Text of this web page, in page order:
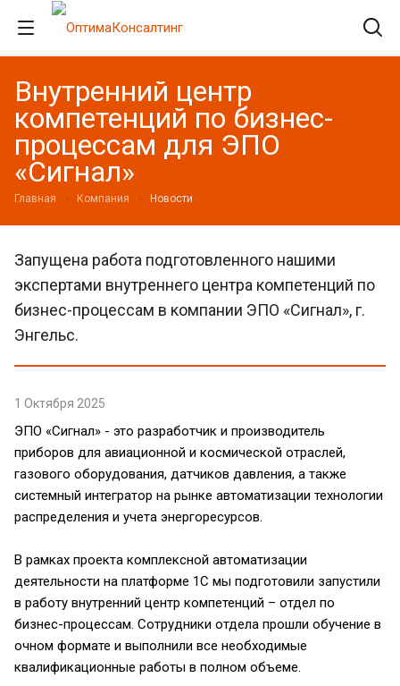
Внутренний центр
компетенций по бизнес-
процессам для ЭПО
«Сигнал»
Главная Компания Новости
Запущена работа подготовленного нашими
экспертами внутреннего центра компетенций по
бизнес-процессам в компании ЭПО «Сигнал», г.
Энгельс.
1 Октября 2025
ЭПО «Сигнал» - это разработчик и производитель
приборов для авиационной и космической отраслей,
газового оборудования, датчиков давления, а также
системный интегратор на рынке автоматизации технологии
распределения и учета энергоресурсов.
В рамках проекта комплексной автоматизации
деятельности на платформе 1С мы подготовили запустили
в работу внутренний центр компетенций – отдел по
бизнес-процессам. Сотрудники отдела прошли обучение в
очном формате и выполнили все необходимые
квалификационные работы в полном объеме.